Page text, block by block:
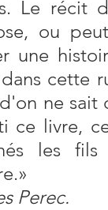
Le récit
ou
une
cette
ne sait
ce livre,
les
Perec.